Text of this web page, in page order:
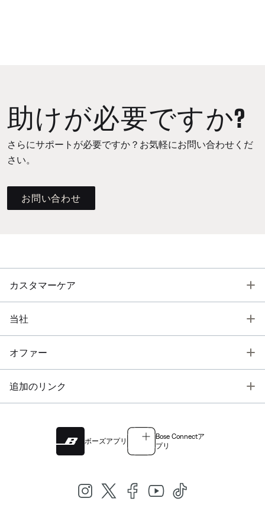
助けが必要ですか?
さらにサポートが必要ですか？お気軽にお問い合わせくだ
さい。
お問い合わせ
カスタマーケア
当社
オファー
追加のリンク
ボーズアプリ
Bose Connectア
プリ